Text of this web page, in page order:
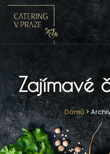
Zajímavé
Domů>